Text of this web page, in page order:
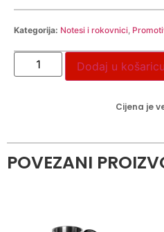
Kategorija: Notesi i rokovnici
Dodaj u košaricu
Cijena je
POVEZANI